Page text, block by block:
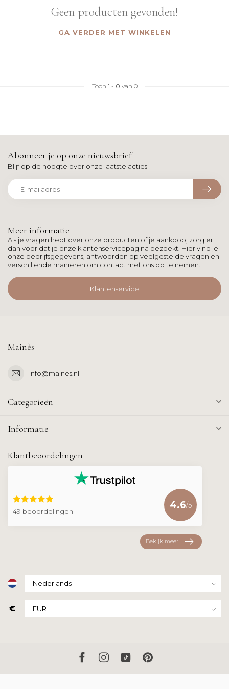
Geen producten gevonden!
GA VERDER MET WINKELEN
Toon 1 - 0 van 0
Meer informatie
Als je vragen hebt over onze producten of je aankoop, zorg er
dan voor dat je onze klantenservicepagina bezoekt. Hier vind je
onze bedrijfsgegevens, antwoorden op veelgestelde vragen en
verschillende manieren om contact met ons op te nemen.
Klantenservice
Abonneer je op onze nieuwsbrief
Blijf op de hoogte over onze laatste acties
Mainès
info@maines.nl
Categorieën
Informatie
Klantbeoordelingen
49 beoordelingen
4.6/5
Bekijk meer
€